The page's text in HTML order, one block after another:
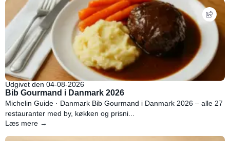
Udgivet den 04-08-2026
Bib Gourmand i Danmark 2026
Michelin Guide · Danmark Bib Gourmand i Danmark 2026 – alle 27
restauranter med by, køkken og prisni...
Læs mere →